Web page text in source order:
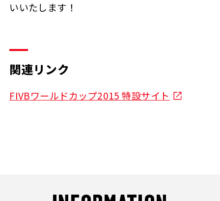
いいたします！
関連リンク
FIVBワールドカップ2015 特設サイト